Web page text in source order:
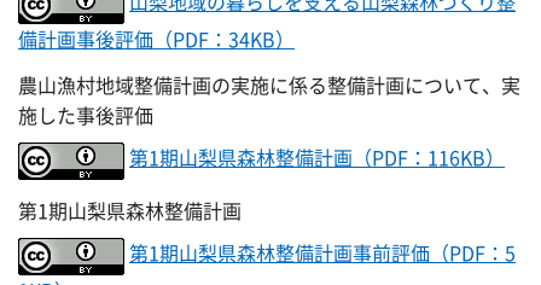
備計画事後評価（PDF：34KB）
農山漁村地域整備計画の実施に係る整備計画について、実
施した事後評価
第1期山梨県森林整備計画（PDF：116KB）
第1期山梨県森林整備計画
第1期山梨県森林整備計画事前評価（PDF：5